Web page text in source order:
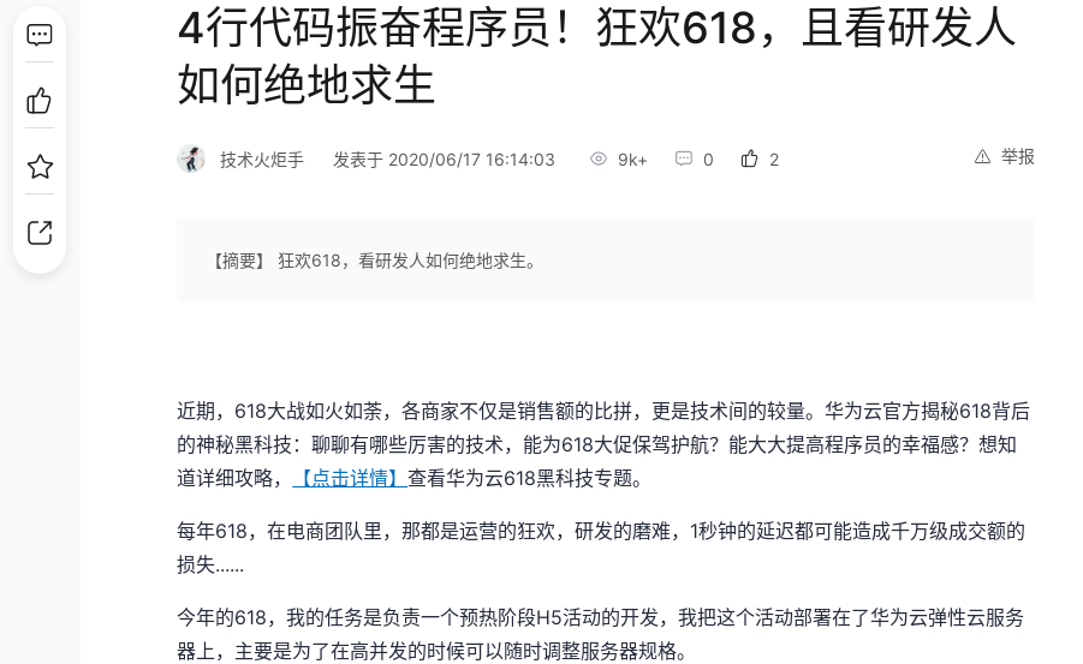
4行代码振奋程序员！狂欢618，且看研发人
如何绝地求生
举报
技术火炬手 发表于 2020/06/17 16:14:03 9k+ 0 2
【摘要】 狂欢618，看研发人如何绝地求生。
近期，618大战如火如荼，各商家不仅是销售额的比拼，更是技术间的较量。华为云官方揭秘618背后
的神秘黑科技：聊聊有哪些厉害的技术，能为618大促保驾护航？能大大提高程序员的幸福感？想知
道详细攻略，
【点击详情】查看华为云618黑科技专题。
每年618，在电商团队里，那都是运营的狂欢，研发的磨难，1秒钟的延迟都可能造成千万级成交额的
损失......
今年的618，我的任务是负责一个预热阶段H5活动的开发，我把这个活动部署在了华为云弹性云服务
器上，主要是为了在高并发的时候可以随时调整服务器规格。